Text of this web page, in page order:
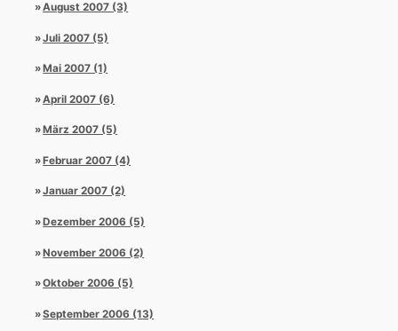
August 2007 (3)
Juli 2007 (5)
Mai 2007 (1)
April 2007 (6)
März 2007 (5)
Februar 2007 (4)
Januar 2007 (2)
Dezember 2006 (5)
November 2006 (2)
Oktober 2006 (5)
September 2006 (13)